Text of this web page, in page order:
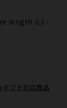
length (L)：
eギフト対応商品